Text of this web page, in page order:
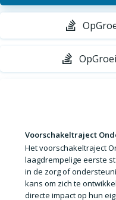
Voorschakeltraject
Het voorschakeltraject
laagdrempelige eerste
in de zorg of
kans om zich te
directe impact op hun